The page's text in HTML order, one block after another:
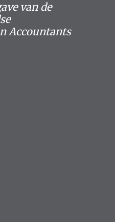
van de
Accountants